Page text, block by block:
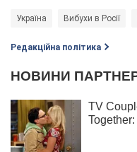
Україна Вибухи в Росії
Редакційна політика